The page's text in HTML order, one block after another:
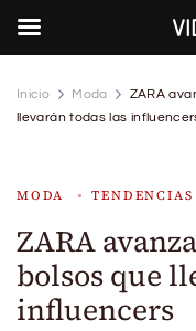
Inicio Moda
ZARA
llevarán todas las
MODA TENDENCIAS
ZARA
bolsos que
influencers